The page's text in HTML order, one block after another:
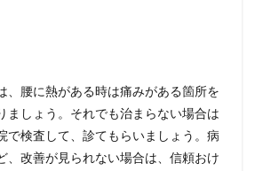
、腰に熱がある時は痛みがある箇所を
ましょう。それでも治まらない場合は
で検査して、診てもらいましょう。病
、改善が見られない場合は、信頼おけ